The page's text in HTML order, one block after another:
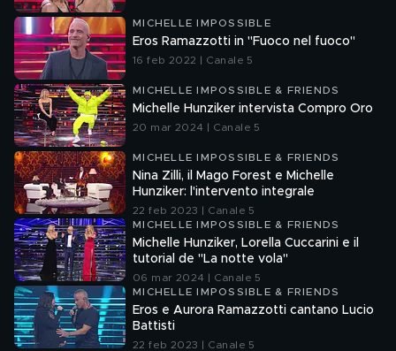
MICHELLE IMPOSSIBLE
Eros Ramazzotti in "Fuoco nel fuoco"
16 feb 2022 | Canale 5
MICHELLE IMPOSSIBLE & FRIENDS
Michelle Hunziker intervista Compro Oro
20 mar 2024 | Canale 5
MICHELLE IMPOSSIBLE & FRIENDS
Nina Zilli, il Mago Forest e Michelle
Hunziker: l'intervento integrale
22 feb 2023 | Canale 5
MICHELLE IMPOSSIBLE & FRIENDS
Michelle Hunziker, Lorella Cuccarini e il
tutorial de "La notte vola"
06 mar 2024 | Canale 5
MICHELLE IMPOSSIBLE & FRIENDS
Eros e Aurora Ramazzotti cantano Lucio
Battisti
22 feb 2023 | Canale 5